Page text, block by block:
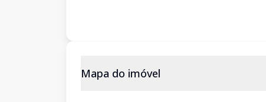
Mapa do imóvel